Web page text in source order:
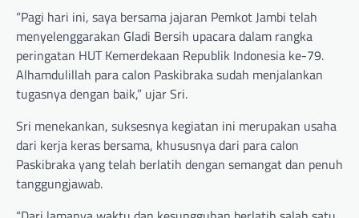
“Pagi hari ini, saya bersama jajaran Pemkot Jambi telah
menyelenggarakan Gladi Bersih upacara dalam rangka
peringatan HUT Kemerdekaan Republik Indonesia ke-79.
Alhamdulillah para calon Paskibraka sudah menjalankan
tugasnya dengan baik,” ujar Sri.
Sri menekankan, suksesnya kegiatan ini merupakan usaha
dari kerja keras bersama, khususnya dari para calon
Paskibraka yang telah berlatih dengan semangat dan penuh
tanggungjawab.